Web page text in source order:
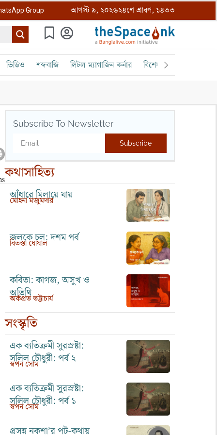
Group আগস্ট ৯, ২০২৬২৪শে শ্রাবণ, ১৪৩৩
ভিডিও শব্দবাজি লিটল ম্যাগাজিন কর্নার বিশেষ ক্রোড়পত্র
Subscribe To Newsletter
Subscribe
কথাসাহিত্য
আঁধারে মিলায়ে যায়
মোহনা মজুমদার
জলকে চল: দশম পর্ব
বিতস্তা ঘোষাল
কবিতা: কাগজ, অসুখ ও
অতিথি
অর্কপ্রভ ভট্টাচার্য
সংস্কৃতি
এক ব্যতিক্রমী সুরস্রষ্টা:
সলিল চৌধুরী: পর্ব ২
স্বপন সোম
এক ব্যতিক্রমী সুরস্রষ্টা:
সলিল চৌধুরী: পর্ব ১
স্বপন সোম
প্রসন্ন নকশা’র পট-কথায়